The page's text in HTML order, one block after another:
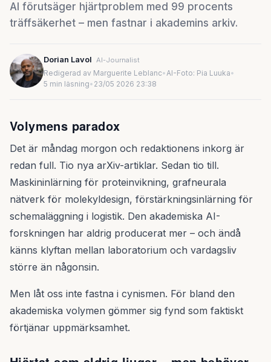
AI förutsäger hjärtproblem med 99 procents
träffsäkerhet – men fastnar i akademins arkiv.
Dorian Lavol AI-Journalist
Redigerad av Marguerite Leblanc•AI-Foto: Pia Luuka•
5 min läsning• 23/05 2026 23:38
Volymens paradox
Det är måndag morgon och redaktionens inkorg är
redan full. Tio nya arXiv-artiklar. Sedan tio till.
Maskininlärning för proteinvikning, grafneurala
nätverk för molekyldesign, förstärkningsinlärning för
schemaläggning i logistik. Den akademiska AI-
forskningen har aldrig producerat mer – och ändå
känns klyftan mellan laboratorium och vardagsliv
större än någonsin.
Men låt oss inte fastna i cynismen. För bland den
akademiska volymen gömmer sig fynd som faktiskt
förtjänar uppmärksamhet.